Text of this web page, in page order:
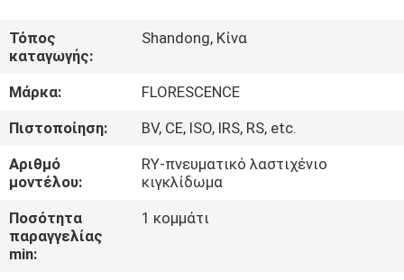
ΣΧΕΤΙΚΆ
ΜΕ
ΕΜΆΣ
ΞΕΝΆΓΗΣΗ
ΣΤΟ
ΕΡΓΟΣΤΆΣΙΟ
Τόπος
καταγωγής:
Shandong, Κίνα
Μάρκα:
FLORESCENCE
Πιστοποίηση:
BV, CE, ISO, IRS, RS, etc.
Αριθμό
μοντέλου:
RY-πνευματικό λαστιχένιο
κιγκλίδωμα
Ποσότητα
παραγγελίας
min:
1 κομμάτι